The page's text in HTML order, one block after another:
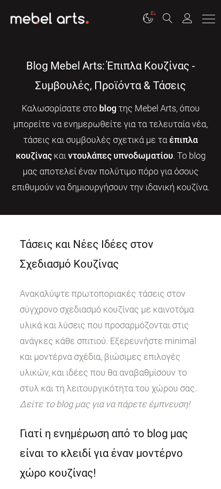
EL
Blog Mebel Arts: Έπιπλα Κουζίνας -
Συμβουλές, Προϊόντα & Τάσεις
Καλωσορίσατε στο blogτης Mebel Arts, όπου
μπορείτε να ενημερωθείτε για τα τελευταία νέα,
τάσεις και συμβουλές σχετικά με τα έπιπλα
κουζίναςκαι ντουλάπες υπνοδωματίου. Το blog
μας αποτελεί έναν πολύτιμο πόρο για όσους
επιθυμούν να δημιουργήσουν την ιδανική κουζίνα.
Τάσεις και Νέες Ιδέες στον
Σχεδιασμό Κουζίνας
Ανακαλύψτε πρωτοποριακές τάσεις στον
σύγχρονο σχεδιασμό κουζίνας με καινοτόμα
υλικά και λύσεις που προσαρμόζονται στις
ανάγκες κάθε σπιτιού. Εξερευνήστε minimal
και μοντέρνα σχέδια, βιώσιμες επιλογές
υλικών, και ιδέες που θα αναβαθμίσουν το
στυλ και τη λειτουργικότητα του χώρου σας.
Δείτε το blog μας για να πάρετε έμπνευση!
Γιατί η ενημέρωση από το blog μας
είναι το κλειδί για έναν μοντέρνο
χώρο κουζίνας!